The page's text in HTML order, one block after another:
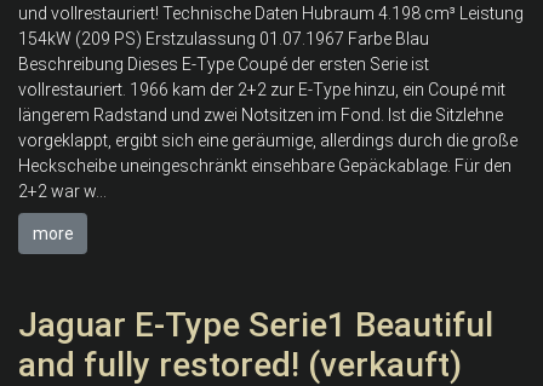
und vollrestauriert! Technische Daten Hubraum 4.198 cm³ Leistung
154kW (209 PS) Erstzulassung 01.07.1967 Farbe Blau
Beschreibung Dieses E-Type Coupé der ersten Serie ist
vollrestauriert. 1966 kam der 2+2 zur E-Type hinzu, ein Coupé mit
längerem Radstand und zwei Notsitzen im Fond. Ist die Sitzlehne
vorgeklappt, ergibt sich eine geräumige, allerdings durch die große
Heckscheibe uneingeschränkt einsehbare Gepäckablage. Für den
2+2 war w...
more
Jaguar E-Type Serie1 Beautiful
and fully restored! (verkauft)